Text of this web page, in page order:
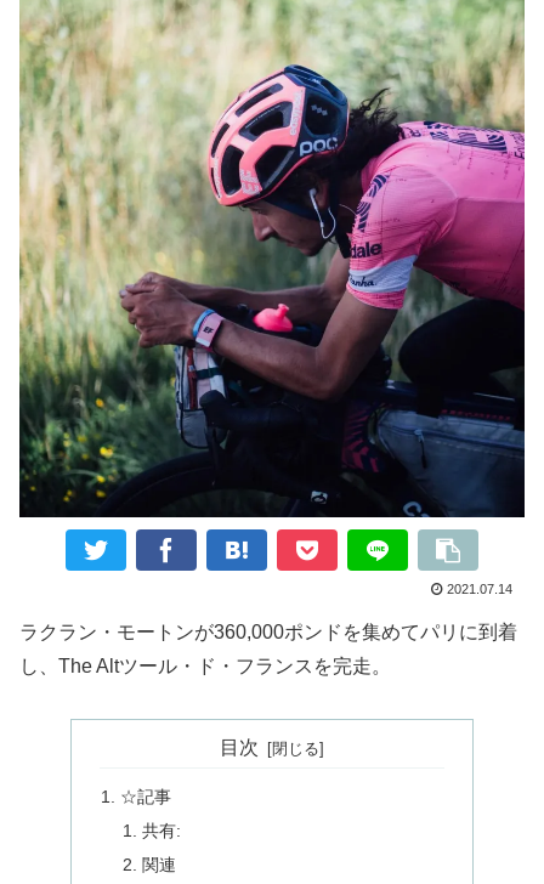
2021.07.14
ラクラン・モートンが360,000ポンドを集めてパリに到着
し、The Altツール・ド・フランスを完走。
目次
☆記事
共有:
関連